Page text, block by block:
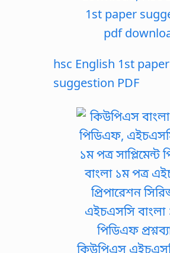
hsc English 1st paper
suggestion PDF